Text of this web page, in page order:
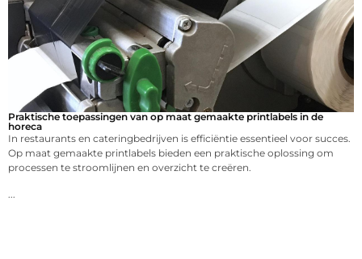
Praktische toepassingen van op maat gemaakte printlabels in de
horeca
In restaurants en cateringbedrijven is efficiëntie essentieel voor succes.
Op maat gemaakte printlabels bieden een praktische oplossing om
processen te stroomlijnen en overzicht te creëren.